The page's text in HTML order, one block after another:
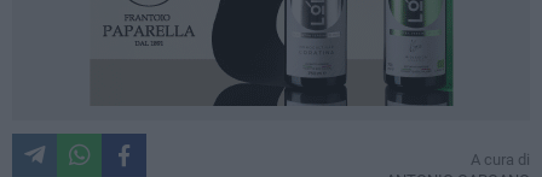
A cura di